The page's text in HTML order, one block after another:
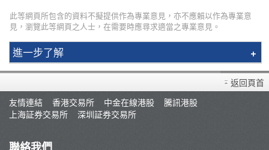
此等網頁所包含的資料不擬提供作為專業意見，亦不應賴以作為專業意
見，瀏覽此等網頁之人士，在需要時應尋求適當之專業意見。
進一步了解
輝立簡介
分行資料
招聘人才
輝立保險/股票/期貨100%回佣計劃
返回頁首
友情連結
香港交易所 中金在線港股
騰訊港股
上海証券交易所
深圳証券交易所